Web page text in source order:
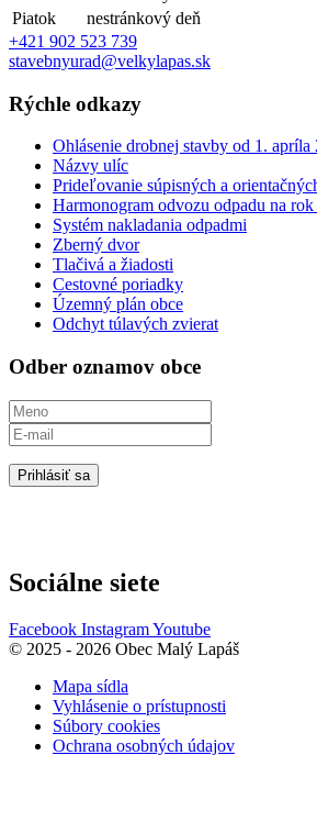
Piatok
nestránkový deň
+421 902 523 739
stavebnyurad@velkylapas.sk
Rýchle odkazy
Ohlásenie drobnej stavby od 1. apríla
Názvy ulíc
Prideľovanie súpisných a
Harmonogram odvozu odpadu na
Systém nakladania odpadmi
Zberný dvor
Tlačivá a žiadosti
Cestovné poriadky
Územný plán obce
Odchyt túlavých zvierat
Odber oznamov obce
Prihlásiť sa
Sociálne siete
Facebook InstagramYoutube
© 2025 - 2026 Obec Malý Lapáš
Mapa sídla
Vyhlásenie o prístupnosti
Súbory cookies
Ochrana osobných údajov